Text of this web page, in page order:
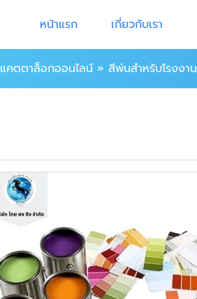
หน้าแรก เกี่ยวกับเรา
แคตตาล็อกออนไลน์ » สีพ่นสำหรับโรงงา